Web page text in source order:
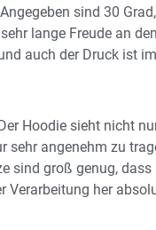
sind 30
lange Freude an
auch der Druck ist
Hoodie sieht nicht
angenehm zu
sind groß genug,
her